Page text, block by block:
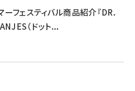
ーフェスティバル商品紹介『DR.
（ドット...